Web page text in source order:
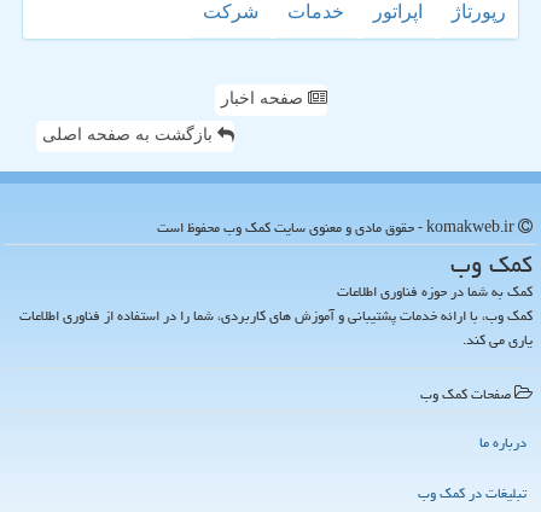
رپورتاژ اپراتور خدمات شركت
صفحه اخبار
بازگشت به صفحه اصلی
كمك وب
کمک به شما در حوزه فناوری اطلاعات
کمک وب، با ارائه خدمات پشتیبانی و آموزش های کاربردی، شما را در استفاده از فناوری اطلاعات
یاری می کند.
صفحات كمك وب
درباره ما
تبلیغات در كمك وب